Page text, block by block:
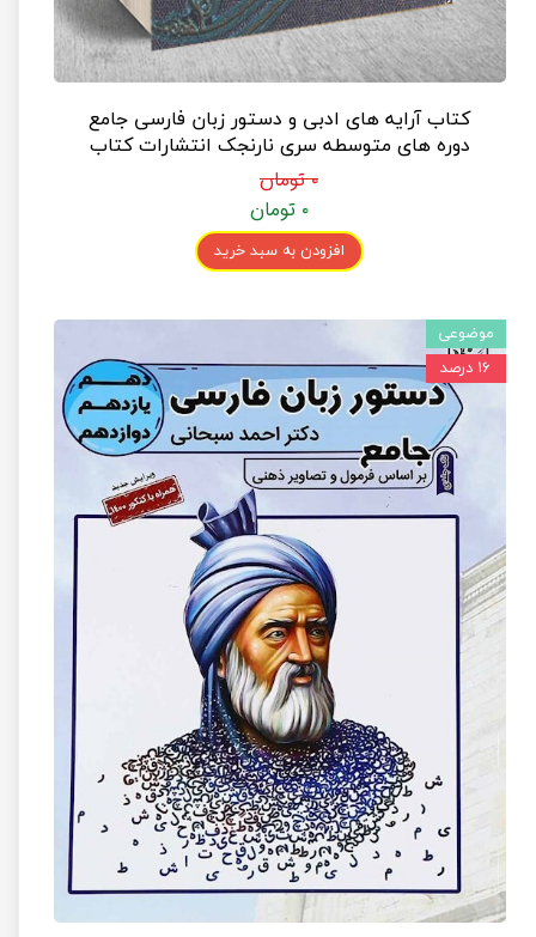
کتاب آرایه های ادبی و دستور زبان فارسی جامع
دوره های متوسطه سری نارنجک انتشارات کتاب
نارنجی ۰ تومان
۰ تومان
افزودن به سبد خرید
موضوعی
۱۶ درصد